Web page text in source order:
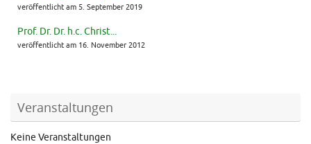
veröffentlicht am 5. September 2019
Prof. Dr. Dr. h.c. Christ...
veröffentlicht am 16. November 2012
Veranstaltungen
Keine Veranstaltungen